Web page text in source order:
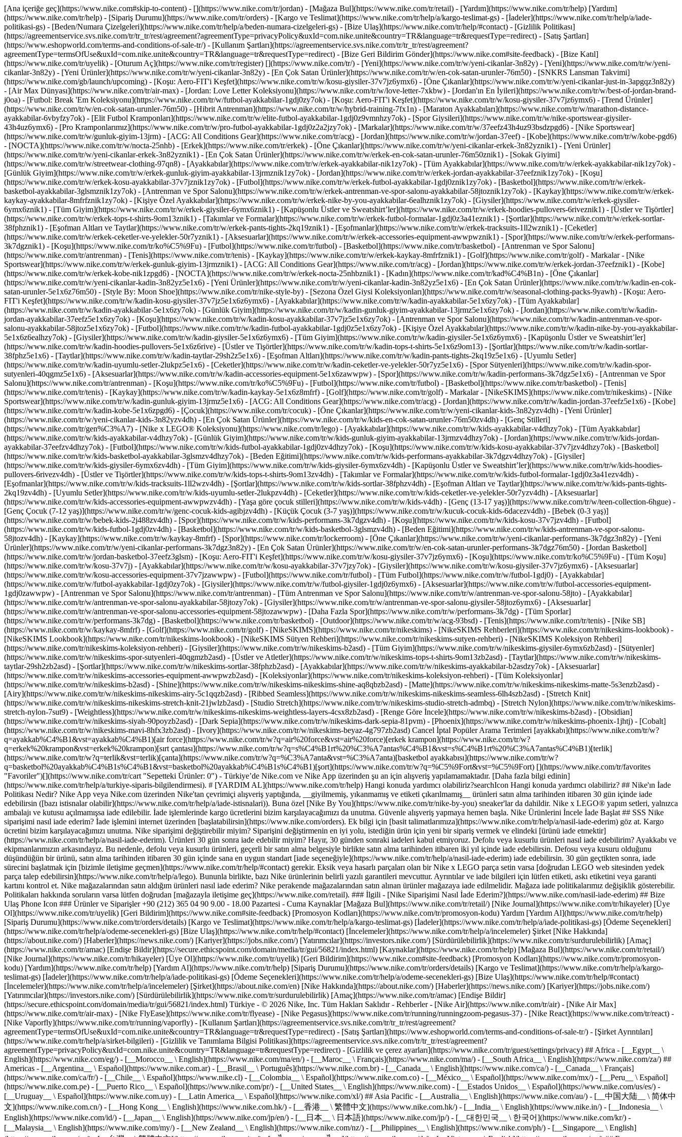
[Ana içeriğe geç](https://www.nike.com#skip-to-content) - [](https://www.nike.com/tr/jordan) - [Mağaza Bul](https://www.nike.com/tr/retail) - [Yardım](https://www.nike.com/tr/help) [Yardım]
(https://www.nike.com/tr/help) - [Sipariş Durumu](https://www.nike.com/tr/orders) - [Kargo ve Teslimat](https://www.nike.com/tr/help/a/kargo-teslimat-gs) - [İadeler](https://www.nike.com/tr/help/a/iade-
politikasi-gs) - [Beden/Numara Çizelgeleri](https://www.nike.com/tr/help/a/beden-numara-cizelgeleri-gs) - [Bize Ulaş](https://www.nike.com/tr/help/#contact) - [Gizlilik Politikası]
(https://agreementservice.svs.nike.com/tr/tr_tr/rest/agreement?agreementType=privacyPolicy&uxId=com.nike.unite&country=TR&language=tr&requestType=redirect) - [Satış Şartları]
(https://www.eshopworld.com/terms-and-conditions-of-sale-tr/) - [Kullanım Şartları](https://agreementservice.svs.nike.com/tr/tr_tr/rest/agreement?
agreementType=termsOfUse&uxId=com.nike.unite&country=TR&language=tr&requestType=redirect) - [Bize Geri Bildirim Gönder](https://www.nike.com#site-feedback) - [Bize Katıl]
(https://www.nike.com/tr/uyelik) - [Oturum Aç](https://www.nike.com/tr/register) [](https://www.nike.com/tr/) - [Yeni](https://www.nike.com/tr/w/yeni-cikanlar-3n82y) - [Yeni](https://www.nike.com/tr/w/yeni-
cikanlar-3n82y) - [Yeni Ürünler](https://www.nike.com/tr/w/yeni-cikanlar-3n82y) - [En Çok Satan Ürünler](https://www.nike.com/tr/w/en-cok-satan-urunler-76m50) - [SNKRS Lansman Takvimi]
(https://www.nike.com/gb/launch/upcoming) - [Koşu: Aero-FIT'i Keşfet](https://www.nike.com/tr/w/kosu-giysiler-37v7jz6ymx6) - [Öne Çıkanlar](https://www.nike.com/tr/w/yeni-cikanlar-just-in-3apgqz3n82y)
- [Air Max Dünyası](https://www.nike.com/tr/air-max) - [Jordan: Love Letter Koleksiyonu](https://www.nike.com/tr/w/love-letter-7xkbw) - [Jordan'ın En İyileri](https://www.nike.com/tr/w/best-of-jordan-brand-
j0oa) - [Futbol: Break 'Em Koleksiyonu](https://www.nike.com/tr/w/futbol-ayakkabilar-1gdj0zy7ok) - [Koşu: Aero-FIT'i Keşfet](https://www.nike.com/tr/w/kosu-giysiler-37v7jz6ymx6) - [Trend Ürünler]
(https://www.nike.com/tr/w/en-cok-satan-urunler-76m50) - [Hibrit Antrenman](https://www.nike.com/tr/w/hybrid-training-7fx1n) - [Maraton Ayakkabıları](https://www.nike.com/tr/w/marathon-distance-
ayakkabilar-6vbyfzy7ok) - [Elit Futbol Kramponları](https://www.nike.com/tr/w/elite-futbol-ayakkabilar-1gdj0z9vmnhzy7ok) - [Spor Giysileri](https://www.nike.com/tr/w/nike-sportswear-giysiler-
43h4uz6ymx6) - [Pro Kramponlarımız](https://www.nike.com/tr/w/pro-futbol-ayakkabilar-1gdj0z2a2jzy7ok) - [Markalar](https://www.nike.com/tr/w/37eefz43h4uz93bsdzpgd6) - [Nike Sportswear]
(https://www.nike.com/tr/w/gunluk-giyim-13jrm) - [ACG: All Conditions Gear](https://www.nike.com/tr/acg) - [Jordan](https://www.nike.com/tr/w/jordan-37eef) - [Kobe](https://www.nike.com/tr/w/kobe-pgd6)
- [NOCTA](https://www.nike.com/tr/w/nocta-25nhb) - [Erkek](https://www.nike.com/tr/erkek) - [Öne Çıkanlar](https://www.nike.com/tr/w/yeni-cikanlar-erkek-3n82yznik1) - [Yeni Ürünler]
(https://www.nike.com/tr/w/yeni-cikanlar-erkek-3n82yznik1) - [En Çok Satan Ürünler](https://www.nike.com/tr/w/erkek-en-cok-satan-urunler-76m50znik1) - [Sokak Giyimi]
(https://www.nike.com/tr/w/streetwear-clothing-97qn8) - [Ayakkabılar](https://www.nike.com/tr/w/erkek-ayakkabilar-nik1zy7ok) - [Tüm Ayakkabılar](https://www.nike.com/tr/w/erkek-ayakkabilar-nik1zy7ok) -
[Günlük Giyim](https://www.nike.com/tr/w/erkek-gunluk-giyim-ayakkabilar-13jrmznik1zy7ok) - [Jordan](https://www.nike.com/tr/w/erkek-jordan-ayakkabilar-37eefznik1zy7ok) - [Koşu]
(https://www.nike.com/tr/w/erkek-kosu-ayakkabilar-37v7jznik1zy7ok) - [Futbol](https://www.nike.com/tr/w/erkek-futbol-ayakkabilar-1gdj0znik1zy7ok) - [Basketbol](https://www.nike.com/tr/w/erkek-
basketbol-ayakkabilar-3glsmznik1zy7ok) - [Antrenman ve Spor Salonu](https://www.nike.com/tr/w/erkek-antrenman-ve-spor-salonu-ayakkabilar-58jtoznik1zy7ok) - [Kaykay](https://www.nike.com/tr/w/erkek-
kaykay-ayakkabilar-8mfrfznik1zy7ok) - [Kişiye Özel Ayakkabılar](https://www.nike.com/tr/w/erkek-nike-by-you-ayakkabilar-6ealhznik1zy7ok) - [Giysiler](https://www.nike.com/tr/w/erkek-giysiler-
6ymx6znik1) - [Tüm Giyim](https://www.nike.com/tr/w/erkek-giysiler-6ymx6znik1) - [Kapüşonlu Üstler ve Sweatshirt’ler](https://www.nike.com/tr/w/erkek-hoodies-pullovers-6riveznik1) - [Üstler ve Tişörtler]
(https://www.nike.com/tr/w/erkek-tops-t-shirts-9om13znik1) - [Takımlar ve Formalar](https://www.nike.com/tr/w/erkek-futbol-formalar-1gdj0z3a41eznik1) - [Şortlar](https://www.nike.com/tr/w/erkek-sortlar-
38fphznik1) - [Eşofman Altları ve Taytlar](https://www.nike.com/tr/w/erkek-pants-tights-2kq19znik1) - [Eşofmanlar](https://www.nike.com/tr/w/erkek-tracksuits-1ll2wznik1) - [Ceketler]
(https://www.nike.com/tr/w/erkek-ceketler-ve-yelekler-50r7yznik1) - [Aksesuarlar](https://www.nike.com/tr/w/erkek-accessories-equipment-awwpwznik1) - [Spor](https://www.nike.com/tr/w/erkek-performans-
3k7dgznik1) - [Koşu](https://www.nike.com/tr/ko%C5%9Fu) - [Futbol](https://www.nike.com/tr/futbol) - [Basketbol](https://www.nike.com/tr/basketbol) - [Antrenman ve Spor Salonu]
(https://www.nike.com/tr/antrenman) - [Tenis](https://www.nike.com/tr/tenis) - [Kaykay](https://www.nike.com/tr/w/erkek-kaykay-8mfrfznik1) - [Golf](https://www.nike.com/tr/golf) - Markalar - [Nike
Sportswear](https://www.nike.com/tr/w/erkek-gunluk-giyim-13jrmznik1) - [ACG: All Conditions Gear](https://www.nike.com/tr/acg) - [Jordan](https://www.nike.com/tr/w/erkek-jordan-37eefznik1) - [Kobe]
(https://www.nike.com/tr/w/erkek-kobe-nik1zpgd6) - [NOCTA](https://www.nike.com/tr/w/erkek-nocta-25nhbznik1) - [Kadın](https://www.nike.com/tr/kad%C4%B1n) - [Öne Çıkanlar]
(https://www.nike.com/tr/w/yeni-cikanlar-kadin-3n82yz5e1x6) - [Yeni Ürünler](https://www.nike.com/tr/w/yeni-cikanlar-kadin-3n82yz5e1x6) - [En Çok Satan Ürünler](https://www.nike.com/tr/w/kadin-en-cok-
satan-urunler-5e1x6z76m50) - [Style By: Moon Shoe](https://www.nike.com/tr/nike-style-by) - [Sezona Özel Giysi Koleksiyonları](https://www.nike.com/tr/w/seasonal-clothing-packs-9yawh) - [Koşu: Aero-
FIT'i Keşfet](https://www.nike.com/tr/w/kadin-kosu-giysiler-37v7jz5e1x6z6ymx6) - [Ayakkabılar](https://www.nike.com/tr/w/kadin-ayakkabilar-5e1x6zy7ok) - [Tüm Ayakkabılar]
(https://www.nike.com/tr/w/kadin-ayakkabilar-5e1x6zy7ok) - [Günlük Giyim](https://www.nike.com/tr/w/kadin-gunluk-giyim-ayakkabilar-13jrmz5e1x6zy7ok) - [Jordan](https://www.nike.com/tr/w/kadin-
jordan-ayakkabilar-37eefz5e1x6zy7ok) - [Koşu](https://www.nike.com/tr/w/kadin-kosu-ayakkabilar-37v7jz5e1x6zy7ok) - [Antrenman ve Spor Salonu](https://www.nike.com/tr/w/kadin-antrenman-ve-spor-
salonu-ayakkabilar-58jtoz5e1x6zy7ok) - [Futbol](https://www.nike.com/tr/w/kadin-futbol-ayakkabilar-1gdj0z5e1x6zy7ok) - [Kişiye Özel Ayakkabılar](https://www.nike.com/tr/w/kadin-nike-by-you-ayakkabilar-
5e1x6z6ealhzy7ok) - [Giysiler](https://www.nike.com/tr/w/kadin-giysiler-5e1x6z6ymx6) - [Tüm Giyim](https://www.nike.com/tr/w/kadin-giysiler-5e1x6z6ymx6) - [Kapüşonlu Üstler ve Sweatshirt’ler]
(https://www.nike.com/tr/w/kadin-hoodies-pullovers-5e1x6z6rive) - [Üstler ve Tişörtler](https://www.nike.com/tr/w/kadin-tops-t-shirts-5e1x6z9om13) - [Şortlar](https://www.nike.com/tr/w/kadin-sortlar-
38fphz5e1x6) - [Taytlar](https://www.nike.com/tr/w/kadin-taytlar-29sh2z5e1x6) - [Eşofman Altları](https://www.nike.com/tr/w/kadin-pants-tights-2kq19z5e1x6) - [Uyumlu Setler]
(https://www.nike.com/tr/w/kadin-uyumlu-setler-2lukpz5e1x6) - [Ceketler](https://www.nike.com/tr/w/kadin-ceketler-ve-yelekler-50r7yz5e1x6) - [Spor Sütyenleri](https://www.nike.com/tr/w/kadin-spor-
sutyenleri-40qgmz5e1x6) - [Aksesuarlar](https://www.nike.com/tr/w/kadin-accessories-equipment-5e1x6zawwpw) - [Spor](https://www.nike.com/tr/w/kadin-performans-3k7dgz5e1x6) - [Antrenman ve Spor
Salonu](https://www.nike.com/tr/antrenman) - [Koşu](https://www.nike.com/tr/ko%C5%9Fu) - [Futbol](https://www.nike.com/tr/futbol) - [Basketbol](https://www.nike.com/tr/basketbol) - [Tenis]
(https://www.nike.com/tr/tenis) - [Kaykay](https://www.nike.com/tr/w/kadin-kaykay-5e1x6z8mfrf) - [Golf](https://www.nike.com/tr/golf) - Markalar - [NikeSKIMS](https://www.nike.com/tr/nikeskims) - [Nike
Sportswear](https://www.nike.com/tr/w/kadin-gunluk-giyim-13jrmz5e1x6) - [ACG: All Conditions Gear](https://www.nike.com/tr/acg) - [Jordan](https://www.nike.com/tr/w/kadin-jordan-37eefz5e1x6) - [Kobe]
(https://www.nike.com/tr/w/kadin-kobe-5e1x6zpgd6) - [Çocuk](https://www.nike.com/tr/cocuk) - [Öne Çıkanlar](https://www.nike.com/tr/w/yeni-cikanlar-kids-3n82yzv4dh) - [Yeni Ürünler]
(https://www.nike.com/tr/w/yeni-cikanlar-kids-3n82yzv4dh) - [En Çok Satan Ürünler](https://www.nike.com/tr/w/kids-en-cok-satan-urunler-76m50zv4dh) - [Genç Stilleri]
(https://www.nike.com/tr/gen%C3%A7) - [Nike x LEGO® Koleksiyonu](https://www.nike.com/tr/lego) - [Ayakkabılar](https://www.nike.com/tr/w/kids-ayakkabilar-v4dhzy7ok) - [Tüm Ayakkabılar]
(https://www.nike.com/tr/w/kids-ayakkabilar-v4dhzy7ok) - [Günlük Giyim](https://www.nike.com/tr/w/kids-gunluk-giyim-ayakkabilar-13jrmzv4dhzy7ok) - [Jordan](https://www.nike.com/tr/w/kids-jordan-
ayakkabilar-37eefzv4dhzy7ok) - [Futbol](https://www.nike.com/tr/w/kids-futbol-ayakkabilar-1gdj0zv4dhzy7ok) - [Koşu](https://www.nike.com/tr/w/kids-kosu-ayakkabilar-37v7jzv4dhzy7ok) - [Basketbol]
(https://www.nike.com/tr/w/kids-basketbol-ayakkabilar-3glsmzv4dhzy7ok) - [Beden Eğitimi](https://www.nike.com/tr/w/kids-performans-ayakkabilar-3k7dgzv4dhzy7ok) - [Giysiler]
(https://www.nike.com/tr/w/kids-giysiler-6ymx6zv4dh) - [Tüm Giyim](https://www.nike.com/tr/w/kids-giysiler-6ymx6zv4dh) - [Kapüşonlu Üstler ve Sweatshirt’ler](https://www.nike.com/tr/w/kids-hoodies-
pullovers-6rivezv4dh) - [Üstler ve Tişörtler](https://www.nike.com/tr/w/kids-tops-t-shirts-9om13zv4dh) - [Takımlar ve Formalar](https://www.nike.com/tr/w/kids-futbol-formalar-1gdj0z3a41ezv4dh) -
[Eşofmanlar](https://www.nike.com/tr/w/kids-tracksuits-1ll2wzv4dh) - [Şortlar](https://www.nike.com/tr/w/kids-sortlar-38fphzv4dh) - [Eşofman Altları ve Taytlar](https://www.nike.com/tr/w/kids-pants-tights-
2kq19zv4dh) - [Uyumlu Setler](https://www.nike.com/tr/w/kids-uyumlu-setler-2lukpzv4dh) - [Ceketler](https://www.nike.com/tr/w/kids-ceketler-ve-yelekler-50r7yzv4dh) - [Aksesuarlar]
(https://www.nike.com/tr/w/kids-accessories-equipment-awwpwzv4dh) - [Yaşa göre çocuk stilleri](https://www.nike.com/tr/w/kids-v4dh) - [Genç (13-17 yaş)](https://www.nike.com/tr/w/teen-collection-6hgue) -
[Genç Çocuk (7-12 yaş)](https://www.nike.com/tr/w/genc-cocuk-kids-agibjzv4dh) - [Küçük Çocuk (3-7 yaş)](https://www.nike.com/tr/w/kucuk-cocuk-kids-6dacezv4dh) - [Bebek (0-3 yaş)]
(https://www.nike.com/tr/w/bebek-kids-2j488zv4dh) - [Spor](https://www.nike.com/tr/w/kids-performans-3k7dgzv4dh) - [Koşu](https://www.nike.com/tr/w/kids-kosu-37v7jzv4dh) - [Futbol]
(https://www.nike.com/tr/w/kids-futbol-1gdj0zv4dh) - [Basketbol](https://www.nike.com/tr/w/kids-basketbol-3glsmzv4dh) - [Beden Eğitimi](https://www.nike.com/tr/w/kids-antrenman-ve-spor-salonu-
58jtozv4dh) - [Kaykay](https://www.nike.com/tr/w/kaykay-8mfrf) - [Spor](https://www.nike.com/tr/lockerroom) - [Öne Çıkanlar](https://www.nike.com/tr/w/yeni-cikanlar-performans-3k7dgz3n82y) - [Yeni
Ürünler](https://www.nike.com/tr/w/yeni-cikanlar-performans-3k7dgz3n82y) - [En Çok Satan Ürünler](https://www.nike.com/tr/w/en-cok-satan-urunler-performans-3k7dgz76m50) - [Jordan Basketbol]
(https://www.nike.com/tr/w/jordan-basketbol-37eefz3glsm) - [Koşu: Aero-FIT'i Keşfet](https://www.nike.com/tr/w/kosu-giysiler-37v7jz6ymx6) - [Koşu](https://www.nike.com/tr/ko%C5%9Fu) - [Tüm Koşu]
(https://www.nike.com/tr/w/kosu-37v7j) - [Ayakkabılar](https://www.nike.com/tr/w/kosu-ayakkabilar-37v7jzy7ok) - [Giysiler](https://www.nike.com/tr/w/kosu-giysiler-37v7jz6ymx6) - [Aksesuarlar]
(https://www.nike.com/tr/w/kosu-accessories-equipment-37v7jzawwpw) - [Futbol](https://www.nike.com/tr/futbol) - [Tüm Futbol](https://www.nike.com/tr/w/futbol-1gdj0) - [Ayakkabılar]
(https://www.nike.com/tr/w/futbol-ayakkabilar-1gdj0zy7ok) - [Giysiler](https://www.nike.com/tr/w/futbol-giysiler-1gdj0z6ymx6) - [Aksesuarlar](https://www.nike.com/tr/w/futbol-accessories-equipment-
1gdj0zawwpw) - [Antrenman ve Spor Salonu](https://www.nike.com/tr/antrenman) - [Tüm Antrenman ve Spor Salonu](https://www.nike.com/tr/w/antrenman-ve-spor-salonu-58jto) - [Ayakkabılar]
(https://www.nike.com/tr/w/antrenman-ve-spor-salonu-ayakkabilar-58jtozy7ok) - [Giysiler](https://www.nike.com/tr/w/antrenman-ve-spor-salonu-giysiler-58jtoz6ymx6) - [Aksesuarlar]
(https://www.nike.com/tr/w/antrenman-ve-spor-salonu-accessories-equipment-58jtozawwpw) - [Daha Fazla Spor](https://www.nike.com/tr/w/performans-3k7dg) - [Tüm Sporlar]
(https://www.nike.com/tr/w/performans-3k7dg) - [Basketbol](https://www.nike.com/tr/basketbol) - [Outdoor](https://www.nike.com/tr/w/acg-93bsd) - [Tenis](https://www.nike.com/tr/tenis) - [Nike SB]
(https://www.nike.com/tr/w/kaykay-8mfrf) - [Golf](https://www.nike.com/tr/golf) - [NikeSKIMS](https://www.nike.com/tr/nikeskims) - [NikeSKIMS Rehberleri](https://www.nike.com/tr/nikeskims-lookbook) -
[NikeSKIMS Lookbook](https://www.nike.com/tr/nikeskims-lookbook) - [NikeSKIMS Sütyen Rehberi](https://www.nike.com/tr/nikeskims-sutyen-rehberi) - [NikeSKIMS Koleksiyon Rehberi]
(https://www.nike.com/tr/nikeskims-koleksiyon-rehberi) - [Giysiler](https://www.nike.com/tr/w/nikeskims-b2asd) - [Tüm Giyim](https://www.nike.com/tr/w/nikeskims-giysiler-6ymx6zb2asd) - [Sütyenler]
(https://www.nike.com/tr/w/nikeskims-spor-sutyenleri-40qgmzb2asd) - [Üstler ve Atletler](https://www.nike.com/tr/w/nikeskims-tops-t-shirts-9om13zb2asd) - [Taytlar](https://www.nike.com/tr/w/nikeskims-
taytlar-29sh2zb2asd) - [Şortlar](https://www.nike.com/tr/w/nikeskims-sortlar-38fphzb2asd) - [Ayakkabılar](https://www.nike.com/tr/w/nikeskims-ayakkabilar-b2asdzy7ok) - [Aksesuarlar]
(https://www.nike.com/tr/w/nikeskims-accessories-equipment-awwpwzb2asd) - [Koleksiyonlar](https://www.nike.com/tr/nikeskims-koleksiyon-rehberi) - [Tüm Koleksiyonlar]
(https://www.nike.com/tr/w/nikeskims-b2asd) - [Shine](https://www.nike.com/tr/w/nikeskims-nikeskims-shine-aq8qbzb2asd) - [Matte](https://www.nike.com/tr/w/nikeskims-nikeskims-matte-5s3enzb2asd) -
[Airy](https://www.nike.com/tr/w/nikeskims-nikeskims-airy-5c1qqzb2asd) - [Ribbed Seamless](https://www.nike.com/tr/w/nikeskims-nikeskims-seamless-6lh4szb2asd) - [Stretch Knit]
(https://www.nike.com/tr/w/nikeskims-nikeskims-stretch-knit-21jwlzb2asd) - [Studio Stretch](https://www.nike.com/tr/w/nikeskims-studio-stretch-admbq) - [Stretch Nylon](https://www.nike.com/tr/w/nikeskims-
stretch-nylon-7sut9) - [Weightless](https://www.nike.com/tr/w/nikeskims-nikeskims-weightless-layers-4csx8zb2asd) - [Renge Göre İncele](https://www.nike.com/tr/w/nikeskims-b2asd) - [Obsidian](https://www.nike.com/tr/w/nikeskims-siyah-90poyzb2asd) - [Dark Sepia](https://www.nike.com/tr/w/nikeskims-dark-sepia-81pvm) - [Phoenix](https://www.nike.com/tr/w/nikeskims-phoenix-1jhtj) - [Cobalt](https://www.nike.com/tr/w/nikeskims-mavi-8hfx3zb2asd) - [Ivory](https://www.nike.com/tr/w/nikeskims-beyaz-4g797zb2asd) Cancel İptal Popüler Arama Terimleri [ayakkabı](https://www.nike.com/tr/w?q=ayakkab%C4%B1&vst=ayakkab%C4%B1)[air force](https://www.nike.com/tr/w?q=air%20force&vst=air%20force)[erkek krampon](https://www.nike.com/tr/w?q=erkek%20krampon&vst=erkek%20krampon)[sırt çantası](https://www.nike.com/tr/w?q=s%C4%B1rt%20%C3%A7antas%C4%B1&vst=s%C4%B1rt%20%C3%A7antas%C4%B1)[terlik](https://www.nike.com/tr/w?q=terlik&vst=terlik)[çanta](https://www.nike.com/tr/w?q=%C3%A7anta&vst=%C3%A7anta)[basketbol ayakkabısı](https://www.nike.com/tr/w?q=basketbol%20ayakkab%C4%B1s%C4%B1&vst=basketbol%20ayakkab%C4%B1s%C4%B1)[şort](https://www.nike.com/tr/w?q=%C5%9Fort&vst=%C5%9Fort) [](https://www.nike.com/tr/favorites "Favoriler")[](https://www.nike.com/tr/cart "Sepetteki Ürünler: 0") - Türkiye’de Nike.com ve Nike App üzerinden şu an için alışveriş yapılamamaktadır. [Daha fazla bilgi edinin](https://www.nike.com/tr/help/a/turkiye-siparis-bilgilendirmesi). # [YARDIM AL](https://www.nike.com/tr/help) Hangi konuda yardımcı olabiliriz?searchIcon Hangi konuda yardımcı olabiliriz? ## Nike'ın İade Politikası Nedir? Nike App veya Nike.com üzerinden Nike'tan çevrimiçi alışveriş yaptığında, __giyilmemiş, yıkanmamış ve etiketi çıkarılmamış__ ürünleri satın alma tarihinden itibaren 30 gün içinde iade edebilirsin ([bazı istisnalar olabilir](https://www.nike.com/tr/help/a/iade-istisnalari)). Buna özel [Nike By You](https://www.nike.com/tr/nike-by-you) sneaker'lar da dahildir. Nike x LEGO® yapım setleri, yalnızca ambalajı ve kutusu açılmamışsa iade edilebilir. İade işlemlerinde kargo ücretlerini bizim karşılayacağımızı da unutma. Güvenle alışveriş yapmaya hemen başla. Nike Ürünlerini İncele İade Başlat ## SSS Nike siparişimi nasıl iade ederim? İade işlemini internet üzerinden [başlatabilirsin](https://www.nike.com/orders). Ek bilgi için [basit talimatlarımıza](https://www.nike.com/tr/help/a/nasil-iade-ederim) göz at. Kargo ücretini bizim karşılayacağımızı unutma. Nike siparişimi değiştirebilir miyim? Siparişini değiştirmenin en iyi yolu, istediğin ürün için yeni bir sipariş vermek ve elindeki [ürünü iade etmektir](https://www.nike.com/tr/help/a/nasil-iade-ederim). Ürünleri 30 gün sonra iade edebilir miyim? Hayır, 30 günden sonraki iadeleri kabul etmiyoruz. Defolu veya kusurlu ürünleri nasıl iade edebilirim? Ayakkabı ve ekipmanlarımızın arkasındayız. Bu nedenle, defolu veya kusurlu ürünleri, geçerli bir satın alma belgesiyle birlikte satın alma tarihinden itibaren iki yıl içinde iade edebilirsin. Defosu veya kusuru olduğunu düşündüğün bir ürünü, satın alma tarihinden itibaren 30 gün içinde sana en uygun standart [iade seçeneğiyle](https://www.nike.com/tr/help/a/nasil-iade-ederim) iade edebilirsin. 30 gün geçtikten sonra, iade sürecini başlatmak için [bizimle iletişime geçmen](https://www.nike.com/tr/help/#contact) gerekir. Eksik veya hasarlı parçaları olan bir Nike x LEGO parça setin varsa [doğrudan LEGO web sitesinden yedek parça talep edebilirsin](https://www.nike.com/tr/help/a/lego). Bununla birlikte, bazı Nike ürünlerinin belirli yazılı garantileri mevcuttur. Ayrıntılar ve iade bilgileri için lütfen etiketi, askı etiketini veya garanti kartını kontrol et. Nike mağazalarından satın aldığım ürünleri nasıl iade ederim? Nike perakende mağazalarından satın alınan ürünler mağazaya iade edilmelidir. Mağaza iade politikalarımız değişiklik gösterebilir. Politikaları hakkında soruların varsa lütfen doğrudan [mağazayla iletişime geç](https://www.nike.com/retail). ### İlgili - [Nike Siparişimi Nasıl İade Ederim?](https://www.nike.com/nasil-iade-ederim) ## Bize Ulaş Phone Icon ### Ürünler ve Siparişler +90 (212) 365 04 90 9.00 - 18.00 Pazartesi - Cuma Kaynaklar [Mağaza Bul](https://www.nike.com/tr/retail/) [Nike Journal](https://www.nike.com/tr/hikayeler) [Üye Ol](https://www.nike.com/tr/uyelik) [Geri Bildirim](https://www.nike.com#site-feedback) [Promosyon Kodları](https://www.nike.com/tr/promosyon-kodu) Yardım [Yardım Al](https://www.nike.com/tr/help) [Sipariş Durumu](https://www.nike.com/tr/orders/details) [Kargo ve Teslimat](https://www.nike.com/tr/help/a/kargo-teslimat-gs) [İadeler](https://www.nike.com/tr/help/a/iade-politikasi-gs) [Ödeme Seçenekleri](https://www.nike.com/tr/help/a/odeme-secenekleri-gs) [Bize Ulaş](https://www.nike.com/tr/help/#contact) [İncelemeler](https://www.nike.com/tr/help/a/incelemeler) Şirket [Nike Hakkında](https://about.nike.com/) [Haberler](https://news.nike.com/) [Kariyer](https://jobs.nike.com/) [Yatırımcılar](https://investors.nike.com/) [Sürdürülebilirlik](https://www.nike.com/tr/surdurulebilirlik) [Amaç](https://www.nike.com/tr/amac) [Endişe Bildir](https://secure.ethicspoint.com/domain/media/tr/gui/56821/index.html) [Kaynaklar](https://www.nike.com/tr/help) [Mağaza Bul](https://www.nike.com/tr/retail/) [Nike Journal](https://www.nike.com/tr/hikayeler) [Üye Ol](https://www.nike.com/tr/uyelik) [Geri Bildirim](https://www.nike.com#site-feedback) [Promosyon Kodları](https://www.nike.com/tr/promosyon-kodu) [Yardım](https://www.nike.com/tr/help) [Yardım Al](https://www.nike.com/tr/help) [Sipariş Durumu](https://www.nike.com/tr/orders/details) [Kargo ve Teslimat](https://www.nike.com/tr/help/a/kargo-teslimat-gs) [İadeler](https://www.nike.com/tr/help/a/iade-politikasi-gs) [Ödeme Seçenekleri](https://www.nike.com/tr/help/a/odeme-secenekleri-gs) [Bize Ulaş](https://www.nike.com/tr/help/#contact) [İncelemeler](https://www.nike.com/tr/help/a/incelemeler) [Şirket](https://about.nike.com/en) [Nike Hakkında](https://about.nike.com/) [Haberler](https://news.nike.com/) [Kariyer](https://jobs.nike.com/) [Yatırımcılar](https://investors.nike.com/) [Sürdürülebilirlik](https://www.nike.com/tr/surdurulebilirlik) [Amaç](https://www.nike.com/tr/amac) [Endişe Bildir](https://secure.ethicspoint.com/domain/media/tr/gui/56821/index.html) Türkiye - © 2026 Nike, Inc. Tüm Hakları Saklıdır - Rehberler - [Nike Air](https://www.nike.com/tr/air) - [Nike Air Max](https://www.nike.com/tr/air-max) - [Nike FlyEase](https://www.nike.com/tr/flyease) - [Nike Pegasus](https://www.nike.com/tr/running/runningzoom-pegasus-37) - [Nike React](https://www.nike.com/tr/react) - [Nike Vaporfly](https://www.nike.com/tr/running/vaporfly) - [Kullanım Şartları](https://agreementservice.svs.nike.com/tr/tr_tr/rest/agreement?agreementType=termsOfUse&uxId=com.nike.unite&country=TR&language=tr&requestType=redirect) - [Satış Şartları](https://www.eshopworld.com/terms-and-conditions-of-sale-tr/) - [Şirket Ayrıntıları](https://www.nike.com/tr/help/a/sirket-bilgileri) - [Gizlilik ve Tanımlama Bilgisi Politikası](https://agreementservice.svs.nike.com/tr/tr_tr/rest/agreement?agreementType=privacyPolicy&uxId=com.nike.unite&country=TR&language=tr&requestType=redirect) - [Gizlilik ve çerez ayarları](https://www.nike.com/tr/guest/settings/privacy) ## Africa - [__Egypt__ \ English](https://www.nike.com/eg/) - [__Morocco__ \ English](https://www.nike.com/ma/en/) - [__Maroc__ \ Français](https://www.nike.com/ma/) - [__South Africa__ \ English](https://www.nike.com/za/) ## Americas - [__Argentina__ \ Español](https://www.nike.com.ar) - [__Brasil__ \ Português](https://www.nike.com.br) - [__Canada__ \ English](https://www.nike.com/ca/) - [__Canada__ \ Français](https://www.nike.com/ca/fr/) - [__Chile__ \ Español](https://www.nike.cl) - [__Colombia__ \ Español](https://www.nike.com.co) - [__México__ \ Español](https://www.nike.com/mx/) - [__Peru__ \ Español](https://www.nike.com.pe) - [__Puerto Rico__ \ Español](https://www.nike.com/pr/) - [__United States__ \ English](https://www.nike.com) - [__Estados Unidos__ \ Español](https://www.nike.com/us/es/) - [__Uruguay__ \ Español](https://www.nike.com.uy) - [__Latin America__ \ Español](https://www.nike.com/xl/) ## Asia Pacific - [__Australia__ \ English](https://www.nike.com/au/) - [__中国大陆__ \ 简体中文](https://www.nike.com.cn/) - [__Hong Kong__ \ English](https://www.nike.com.hk/) - [__香港__ \ 繁體中文](https://www.nike.com.hk/) - [__India__ \ English](https://www.nike.in/) - [__Indonesia__ \ English](https://www.nike.com/id/) - [__Japan__ \ English](https://www.nike.com/jp/en/) - [__日本__ \ 日本語](https://www.nike.com/jp/) - [__대한민국__ \ 한국어](https://www.nike.com/kr/) - [__Malaysia__ \ English](https://www.nike.com/my/) - [__New Zealand__ \ English](https://www.nike.com/nz/) - [__Philippines__ \ English](https://www.nike.com/ph/) - [__Singapore__ \ English](https://www.nike.com/sg/) - [__台灣__ \ 繁體中文](https://www.nike.com/tw/) - [__ไทย__ \ ภาษาไทย](https://www.nike.com/th/) - [__Vietnam__ \ English](https://www.nike.com/vn/) ## Europe - [__Österreich__ \ Deutsch](https://www.nike.com/at/) - [__Austria__ \ English](https://www.nike.com/at/en/) - [__Belgien__ \ Deutsch](https://www.nike.com/be/de/) - [__Belgium__ \ English](https://www.nike.com/be/en/) - [__Belgique__ \ Français](https://www.nike.com/be/fr/) - [__België__ \ Nederlands](https://www.nike.com/be/) - [__Bulgaria__ \ English](https://www.nike.com/bg/) - [__Croatia__ \ English](https://www.nike.com/hr/) - [__Česká republika__ \ Čeština](https://www.nike.com/cz/) - [__Czech Republic__ \ English](https://www.nike.com/cz/en/) - [__Danmark__ \ Dansk](https://www.nike.com/dk/) - [__Denmark__ \ English](https://www.nike.com/dk/en/) - [